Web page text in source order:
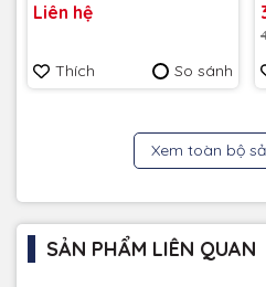
G46 - Bảo hành 5 năm
Liên hệ
Thích So sánh
Xem toàn bộ
SẢN PHẨM LIÊN QUAN